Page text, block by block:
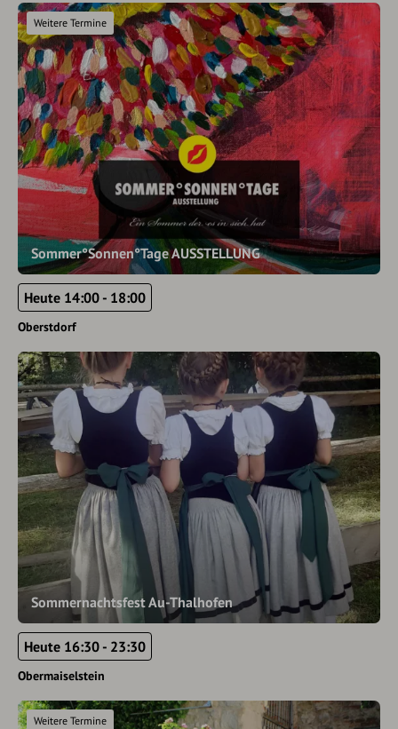
Sommer°Sonnen°Tage AUSSTELLUNG
Weitere Termine
Heute 14:00 - 18:00
Oberstdorf
Sommernachtsfest Au-Thalhofen
Heute 16:30 - 23:30
Obermaiselstein
Weitere Termine